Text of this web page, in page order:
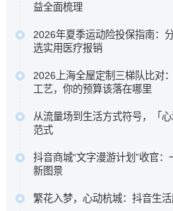
益全面梳理
较，核心围绕众安保险众民保
投保准入规则、新增住院康复责
赔额递减或既往症赔付等相伴
原文链接
2026年夏季运动险投保指南：
选实用医疗报销
，我们针对众安等多款热门运
理 ，助您理清保障核心，在运
原文链接
2026上海全屋定制三梯队比对
工艺，你的预算该落在哪里
比区间，博洛尼以“大师设计+
专注高端大宅整木定制。…
原文链接
从流量场到生活方式符号，「
范式
去，新一代消费者走进商圈，
场可打卡、可停留、可分享、
原文链接
抖音商城“文字漫游计划”收官
新图景
生活关系的理解。徐则臣同时
繁花入梦，心动杭城：抖音生